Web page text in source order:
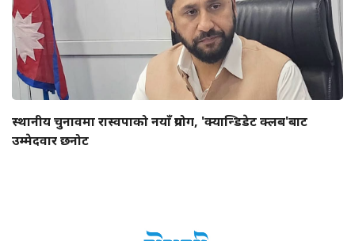
स्थानीय चुनावमा रास्वपाको नयाँ प्रयोग, 'क्यान्डिडेट क्लब'बाट
उम्मेदवार छनोट